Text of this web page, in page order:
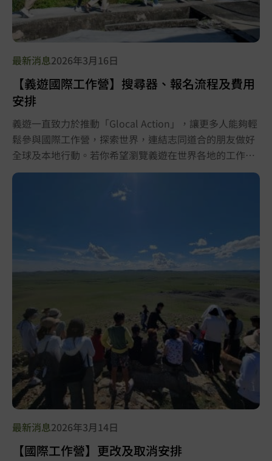
最新消息2026年3月16日
【義遊國際工作營】搜尋器、報名流程及費用
安排
義遊一直致力於推動「Glocal Action」，讓更多人能夠輕
鬆參與國際工作營，探索世界，連結志同道合的朋友做好
全球及本地行動。若你希望瀏覽義遊在世界各地的工作營
項目，你可透過此頁面留意有關報名流程、退改安排、費
最新消息2026年3月14日
【國際工作營】更改及取消安排